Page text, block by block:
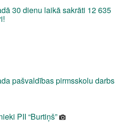
30 dienu laikā sakrāti 12 635
pašvaldības pirmsskolu darbs
PII “Burtiņš”